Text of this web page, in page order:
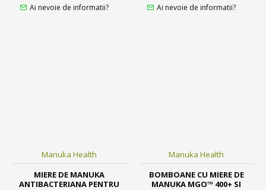
Ai nevoie de informatii? Ai nevoie de informatii?
Manuka Health
MIERE DE MANUKA
ANTIBACTERIANA PENTRU
Manuka Health
BOMBOANE CU MIERE DE
MANUKA MGO™ 400+ SI